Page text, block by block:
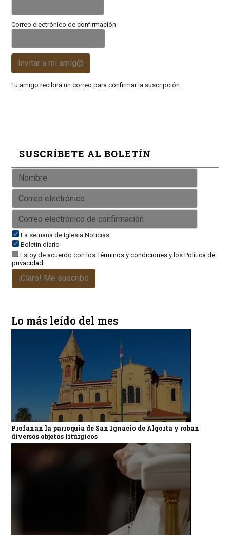
Correo electrónico de confirmación
Invitar a mi amig@
Tu amigo recibirá un correo para confirmar la suscripción.
SUSCRÍBETE AL BOLETÍN
La semana de Iglesia Noticias
Boletín diario
Estoy de acuerdo con losTérminos y condicionesy los Política de
privacidad
¡Claro! Me suscribo
Lo más leído del mes
Profanan la parroquia de San Ignacio de Algorta y roban
diversos objetos litúrgicos